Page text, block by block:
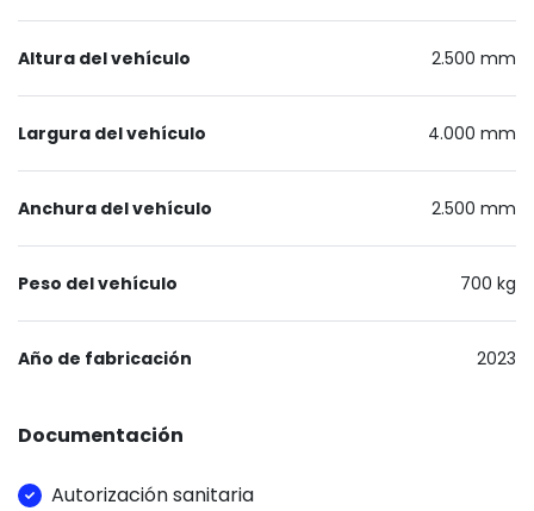
Altura del vehículo 2.500 mm
Largura del vehículo 4.000 mm
Anchura del vehículo 2.500 mm
Peso del vehículo 700 kg
Año de fabricación 2023
Documentación
Autorización sanitaria